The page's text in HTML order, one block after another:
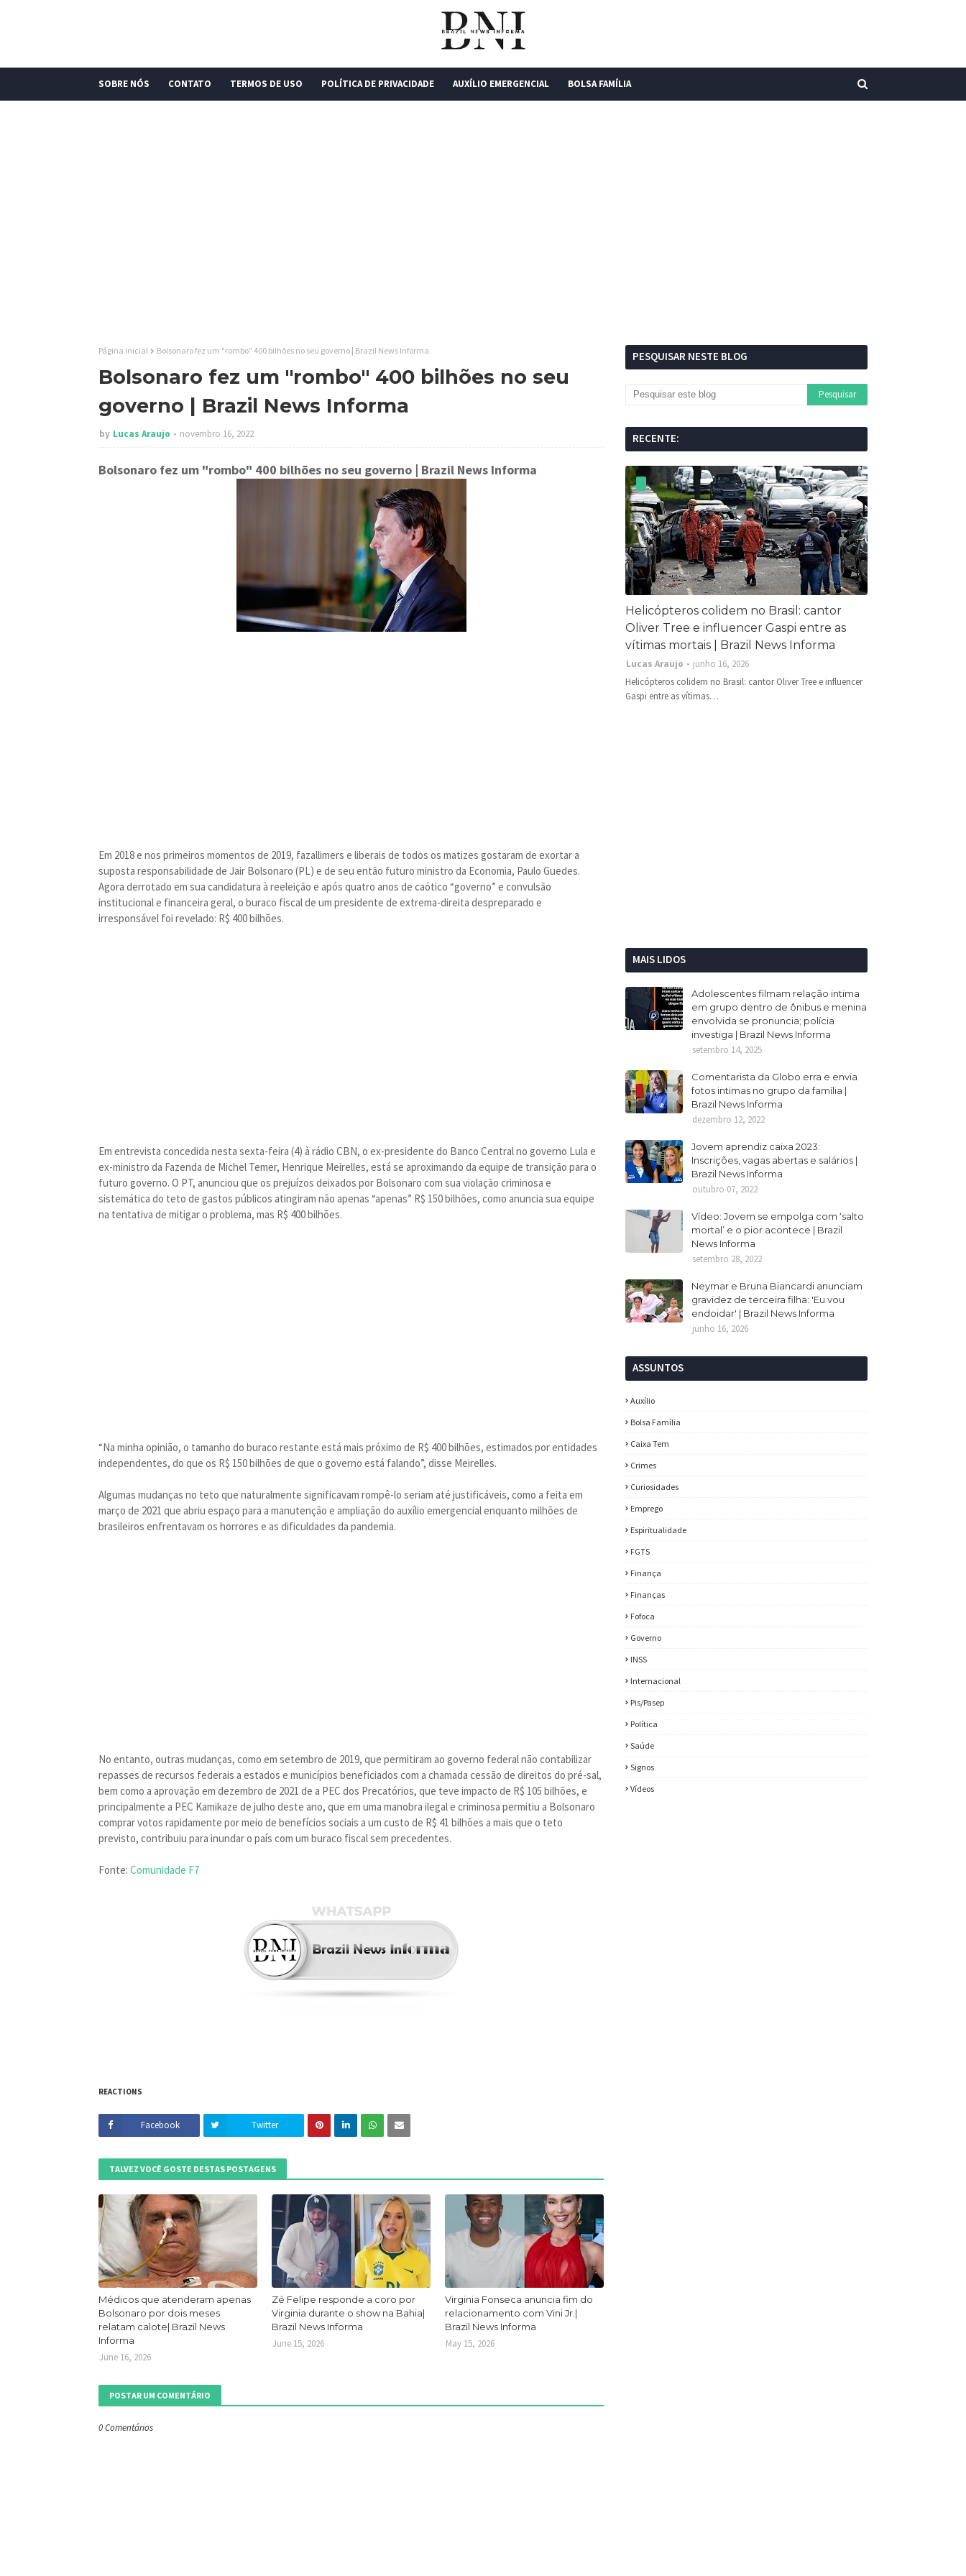
SOBRE NÓS CONTATO TERMOS DE USO POLÍTICA DE PRIVACIDADE AUXÍLIO EMERGENCIAL BOLSA FAMÍLIA
Página inicial Bolsonaro fez um "rombo" 400 bilhões no seu governo | Brazil News Informa
Bolsonaro fez um "rombo" 400 bilhões no seu
governo | Brazil News Informa
by Lucas Araujo novembro 16, 2022
Bolsonaro fez um "rombo" 400 bilhões no seu governo | Brazil News Informa
Em 2018 e nos primeiros momentos de 2019, fazallimers e liberais de todos os matizes gostaram de exortar a
suposta responsabilidade de Jair Bolsonaro (PL) e de seu então futuro ministro da Economia, Paulo Guedes.
Agora derrotado em sua candidatura à reeleição e após quatro anos de caótico “governo” e convulsão
institucional e financeira geral, o buraco fiscal de um presidente de extrema-direita despreparado e
irresponsável foi revelado: R$ 400 bilhões.
Em entrevista concedida nesta sexta-feira (4) à rádio CBN, o ex-presidente do Banco Central no governo Lula e
ex-ministro da Fazenda de Michel Temer, Henrique Meirelles, está se aproximando da equipe de transição para o
futuro governo. O PT, anunciou que os prejuízos deixados por Bolsonaro com sua violação criminosa e
sistemática do teto de gastos públicos atingiram não apenas “apenas” R$ 150 bilhões, como anuncia sua equipe
na tentativa de mitigar o problema, mas R$ 400 bilhões.
“Na minha opinião, o tamanho do buraco restante está mais próximo de R$ 400 bilhões, estimados por entidades
independentes, do que os R$ 150 bilhões de que o governo está falando”, disse Meirelles.
Algumas mudanças no teto que naturalmente significavam rompê-lo seriam até justificáveis, como a feita em
março de 2021 que abriu espaço para a manutenção e ampliação do auxílio emergencial enquanto milhões de
brasileiros enfrentavam os horrores e as dificuldades da pandemia.
No entanto, outras mudanças, como em setembro de 2019, que permitiram ao governo federal não contabilizar
repasses de recursos federais a estados e municípios beneficiados com a chamada cessão de direitos do pré-sal,
bem como a aprovação em dezembro de 2021 de a PEC dos Precatórios, que teve impacto de R$ 105 bilhões, e
principalmente a PEC Kamikaze de julho deste ano, que em uma manobra ilegal e criminosa permitiu a Bolsonaro
comprar votos rapidamente por meio de benefícios sociais a um custo de R$ 41 bilhões a mais que o teto
previsto, contribuiu para inundar o país com um buraco fiscal sem precedentes.
Fonte: Comunidade F7
REACTIONS
Facebook Twitter
TALVEZ VOCÊ GOSTE DESTAS POSTAGENS
Médicos que atenderam apenas
Bolsonaro por dois meses
relatam calote| Brazil News
Informa
June 16, 2026
Zé Felipe responde a coro por
Virginia durante o show na Bahia|
Brazil News Informa
June 15, 2026
Virginia Fonseca anuncia fim do
relacionamento com Vini Jr.|
Brazil News Informa
May 15, 2026
POSTAR UM COMENTÁRIO
0 Comentários
PESQUISAR NESTE BLOG
RECENTE:
Helicópteros colidem no Brasil: cantor
Oliver Tree e influencer Gaspi entre as
vítimas mortais | Brazil News Informa
Lucas Araujo
junho 16, 2026
Helicópteros colidem no Brasil: cantor Oliver Tree e influencer
Gaspi entre as vítimas…
MAIS LIDOS
Adolescentes filmam relação intima
em grupo dentro de ônibus e menina
envolvida se pronuncia; polícia
investiga | Brazil News Informa
setembro 14, 2025
Comentarista da Globo erra e envia
fotos intimas no grupo da família |
Brazil News Informa
dezembro 12, 2022
Jovem aprendiz caixa 2023:
Inscrições, vagas abertas e salários |
Brazil News Informa
outubro 07, 2022
Vídeo: Jovem se empolga com ‘salto
mortal’ e o pior acontece | Brazil
News Informa
setembro 28, 2022
Neymar e Bruna Biancardi anunciam
gravidez de terceira filha: 'Eu vou
endoidar' | Brazil News Informa
junho 16, 2026
ASSUNTOS
Auxílio
Bolsa Família
Caixa Tem
Crimes
Curiosidades
Emprego
Espiritualidade
FGTS
Finança
Finanças
Fofoca
Governo
INSS
Internacional
Pis/Pasep
Política
Saúde
Signos
Vídeos